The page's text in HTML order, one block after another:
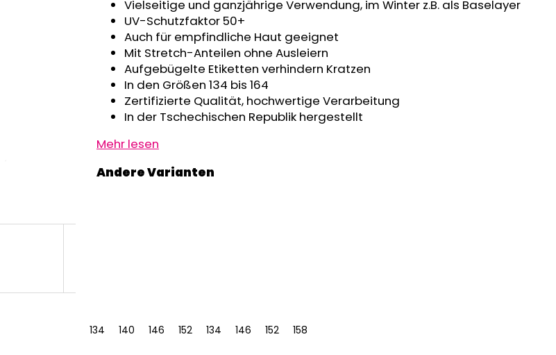
Vielseitige und ganzjährige Verwendung, im Winter z.B. als Baselayer
UV-Schutzfaktor 50+
Auch für empfindliche Haut geeignet
Mit Stretch-Anteilen ohne Ausleiern
Aufgebügelte Etiketten verhindern Kratzen
In den Größen 134 bis 164
Zertifizierte Qualität, hochwertige Verarbeitung
In der Tschechischen Republik hergestellt
Mehr lesen
134 140 146 152 158 164
134 146 152 158
€24,90